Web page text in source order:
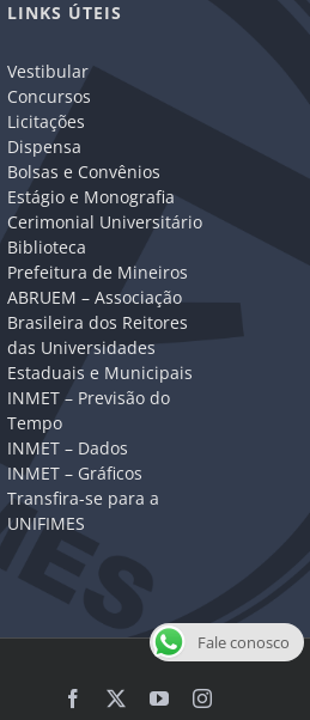
LINKS ÚTEIS
Vestibular
Concursos
Licitações
Dispensa
Bolsas e Convênios
Estágio e Monografia
Cerimonial Universitário
Biblioteca
Prefeitura de Mineiros
ABRUEM – Associação
Brasileira dos Reitores
das Universidades
Estaduais e Municipais
INMET – Previsão do
Tempo
INMET – Dados
INMET – Gráficos
Transfira-se para a
UNIFIMES
Facebook YouTubeInstagram
Fale conosco